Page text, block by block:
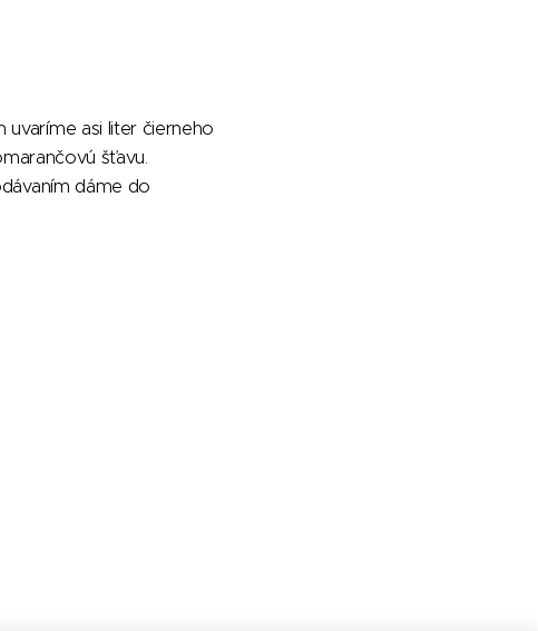
asi liter čierneho
šťavu.
dáme do